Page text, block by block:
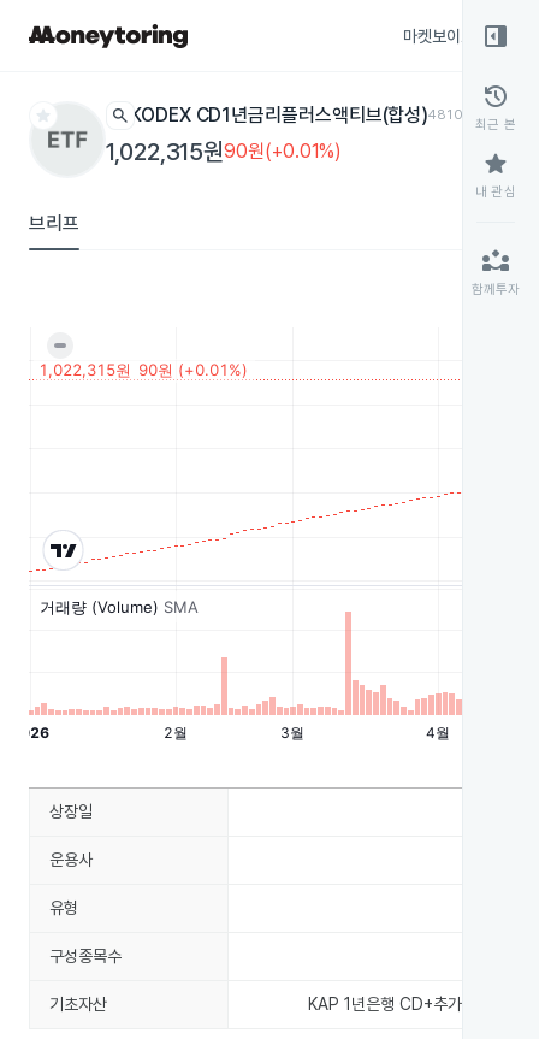
마켓보이스
star search KODEX CD1년금리플러스액티브(합성)481050 ETF
1,022,315원90원(+0.01%)
브리프
right_panel_open
history
최근 본
star
내 관심
partner_exchange
함께투자